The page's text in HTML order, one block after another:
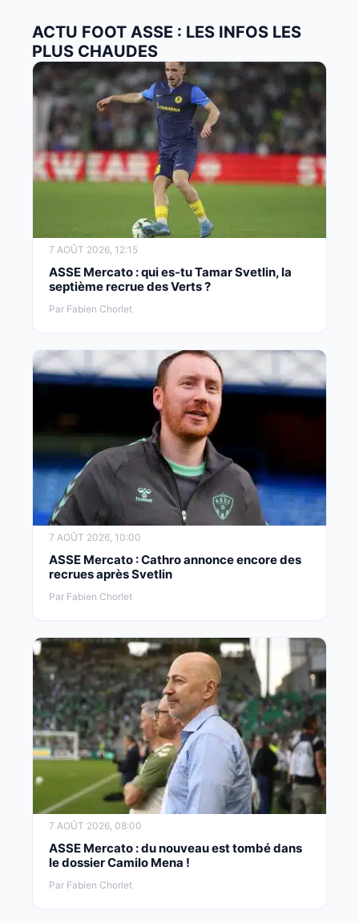
ACTU FOOT ASSE : LES INFOS LES
PLUS CHAUDES
7 AOÛT 2026, 12:15
ASSE Mercato : qui es-tu Tamar Svetlin, la
septième recrue des Verts ?
Par Fabien Chorlet
7 AOÛT 2026, 10:00
ASSE Mercato : Cathro annonce encore des
recrues après Svetlin
Par Fabien Chorlet
7 AOÛT 2026, 08:00
ASSE Mercato : du nouveau est tombé dans
le dossier Camilo Mena !
Par Fabien Chorlet